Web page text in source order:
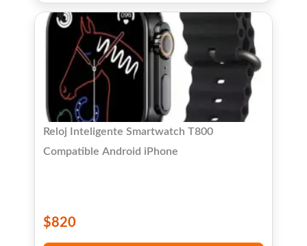
Reloj Inteligente Smartwatch T800
Compatible Android iPhone
$820